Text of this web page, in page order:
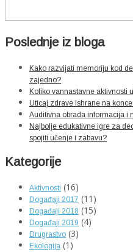
Poslednje iz bloga
Kako razvijati memoriju kod
zajedno?
Koliko vannastavne aktivnosti
Uticaj zdrave ishrane na
Auditivna obrada informacija i
Najbolje edukativne igre za
spojiti učenje i zabavu?
Kategorije
Aktivnosti (16)
Događaji 2017 (11)
Događaji 2018 (15)
Događaji 2019 (4)
Drugrastvo (3)
Ekologija (1)